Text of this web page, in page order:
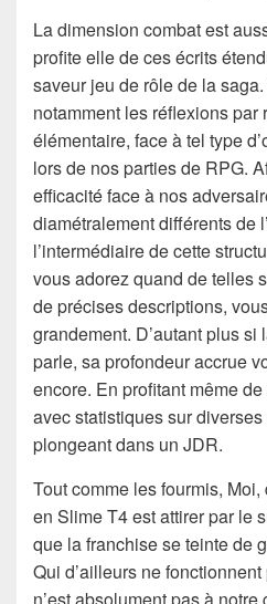
La dimension combat est
profite elle de ces écrits
saveur jeu de rôle de la
notamment les réflexions
élémentaire, face à tel type
lors de nos parties de RPG.
efficacité face à nos
diamétralement différents de
l’intermédiaire de cette
vous adorez quand de telles
de précises descriptions,
grandement. D’autant plus
parle, sa profondeur accrue
encore. En profitant même
avec statistiques sur
plongeant dans un JDR.
Tout comme les fourmis,
en Slime T4 est attirer par le
que la franchise se teinte de
Qui d’ailleurs ne